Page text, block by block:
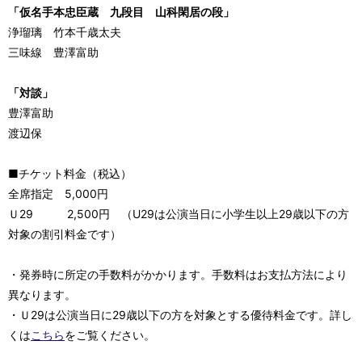
「仮名手本忠臣蔵 九段目 山科閑居の段」
浄瑠璃 竹本千歳太夫
三味線 豊澤富助
「対談」
豊澤富助
渡辺保
■チケット料金（税込）
全席指定 5,000円
Ｕ29 2,500円 （U29は公演当日に小学生以上29歳以下の方
対象の割引料金です）
・発券時に所定の手数料がかかります。手数料はお支払方法により
異なります。
・Ｕ29は公演当日に29歳以下の方を対象とする優待料金です。詳し
くはこちらをご覧ください。